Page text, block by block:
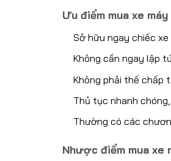
Ưu điểm mua xe máy
Sở hữu ngay chiếc
Không cần ngay lập
Không phải thế chấp
Thủ tục nhanh
Thường có các
Nhược điểm mua xe